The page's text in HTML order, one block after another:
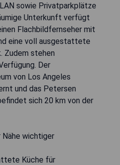
sowie Privatparkplätze
Unterkunft verfügt
Flachbildfernseher mit
eine voll ausgestattete
Zudem stehen
Der
von Los Angeles
und das Petersen
sich 20 km von der
Nähe wichtiger
Küche für